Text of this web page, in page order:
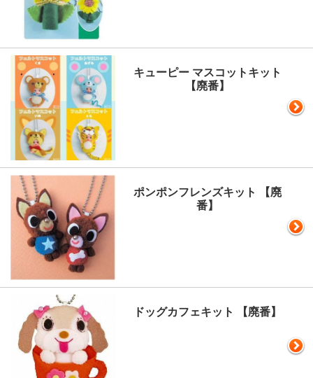
キューピー マスコットキット
【廃番】
ポンポンフレンズキット 【廃
番】
ドッグカフェキット 【廃番】